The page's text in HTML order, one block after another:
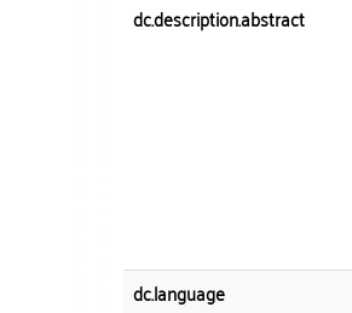
dc.description.abstract
dc.language